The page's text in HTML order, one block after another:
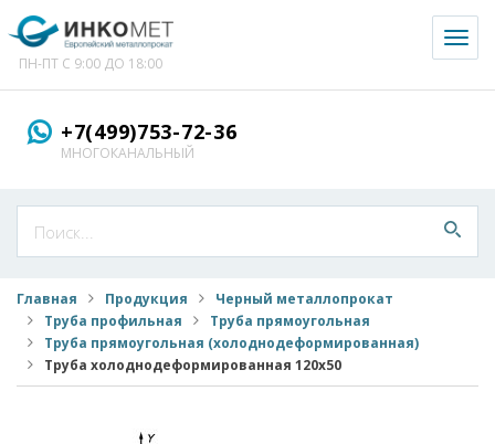
ПН-ПТ С 9:00 ДО 18:00
+7(499)753-72-36
МНОГОКАНАЛЬНЫЙ
Главная Продукция
Черный металлопрокат
Труба профильная
Труба прямоугольная
Труба прямоугольная (холоднодеформированная)
Труба холоднодеформированная 120x50